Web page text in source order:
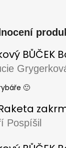
BŮČEK
produktu je 5
🙂
produktu je 5
Pospíšil